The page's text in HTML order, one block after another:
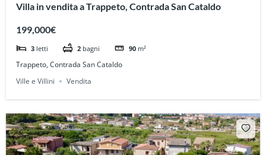
Villa in vendita a Trappeto, Contrada San Cataldo
199,000€
3 letti 2 bagni 90 m²
Trappeto, Contrada San Cataldo
Ville e Villini
Vendita